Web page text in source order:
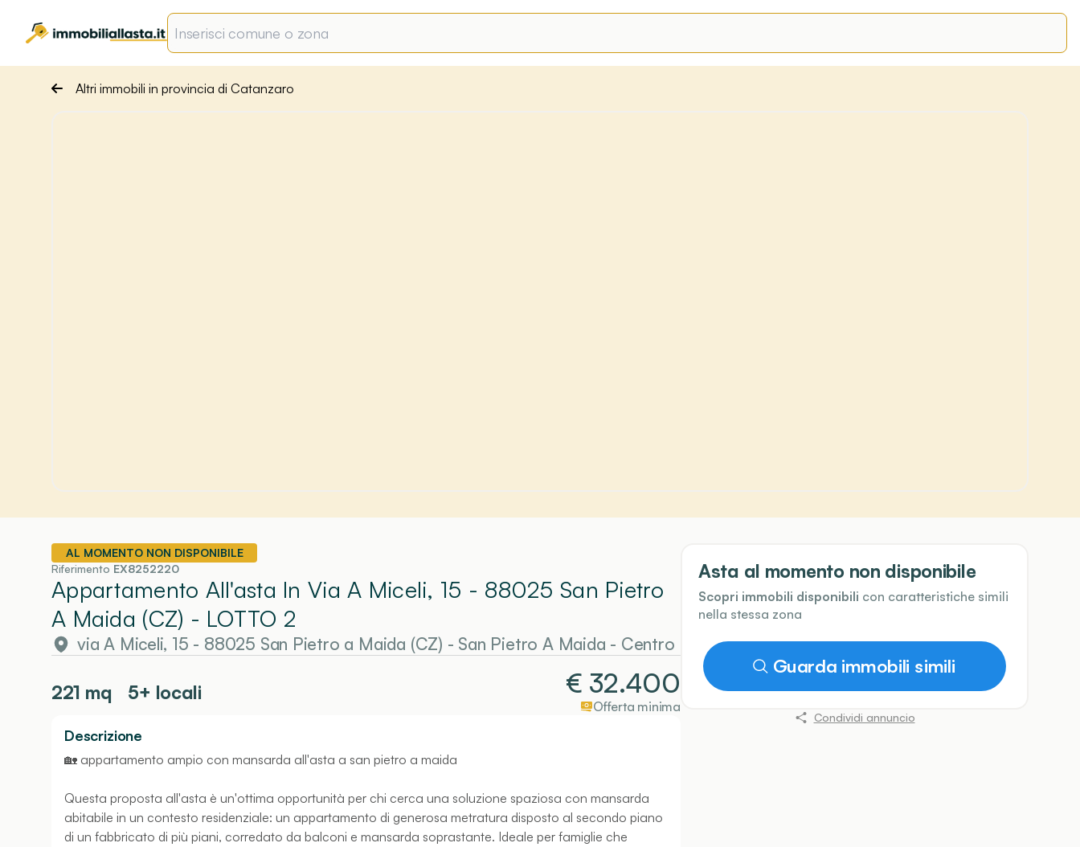
Altri immobili in provincia di Catanzaro
AL MOMENTO NON DISPONIBILE
Riferimento EX8252220
Appartamento All'asta In Via A Miceli, 15 - 88025 San Pietro
A Maida (CZ) - LOTTO 2
via A Miceli, 15 - 88025 San Pietro a Maida (CZ) - San Pietro A Maida - Centro
221 mq 5+ locali € 32.400
Offerta minima
Descrizione
🏡 appartamento ampio con mansarda all'asta a san pietro a maida
Questa proposta all'asta è un'ottima opportunità per chi cerca una soluzione spaziosa con mansarda
abitabile in un contesto residenziale: un appartamento di generosa metratura disposto al secondo piano
di un fabbricato di più piani, corredato da balconi e mansarda soprastante. Ideale per famiglie che
Asta al momento non disponibile
Scopri immobili disponibili con caratteristiche simili
nella stessa zona
Guarda immobili simili
Condividi annuncio